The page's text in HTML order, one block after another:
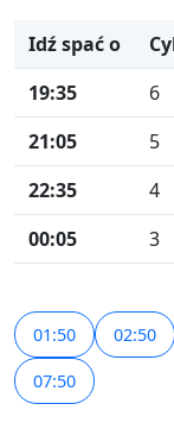
Idź spać o
19:35
6
21:05
5
22:35
4
00:05
3
01:50 02:50
07:50